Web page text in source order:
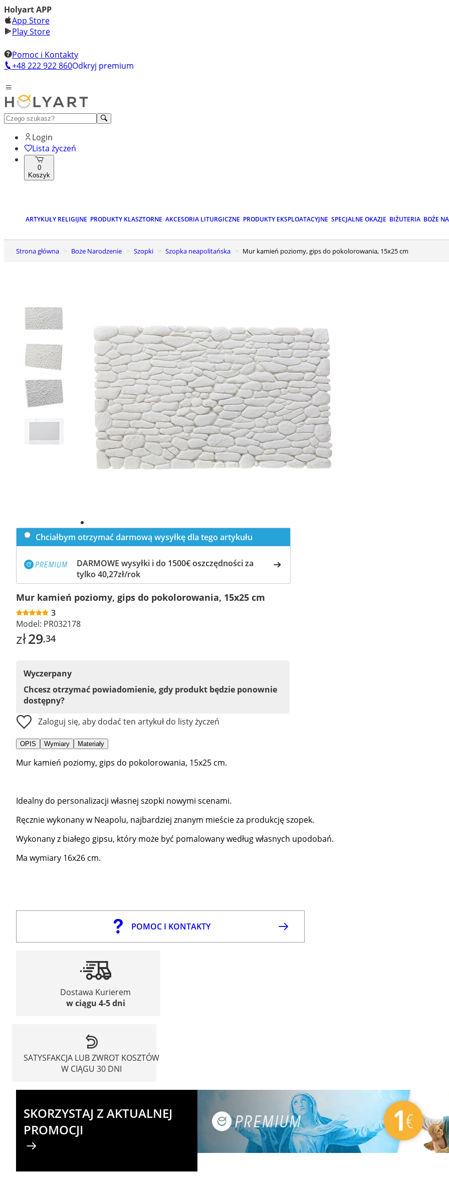
Holyart APP
App Store
Play Store
Pomoc i Kontakty
+48 222 922 860Odkryj premium
Login
Lista życzeń
0
Koszyk
ARTYKUŁY RELIGIJNE PRODUKTY KLASZTORNE AKCESORIA LITURGICZNE PRODUKTY EKSPLOATACYJNE SPECJALNE OKAZJE BIŻUTERIA BOŻE
Strona główna Boże Narodzenie Szopki Szopka neapolitańska Mur kamień poziomy, gips do pokolorowania, 15x25 cm
Chciałbym otrzymać darmową wysyłkę dla tego artykułu
DARMOWE wysyłki i do 1500€ oszczędności za
tylko 40,27zł/rok
Mur kamień poziomy, gips do pokolorowania, 15x25 cm
3
Model: PR032178
zł29,34
Wyczerpany
Chcesz otrzymać powiadomienie, gdy produkt będzie ponownie
dostępny?
Zaloguj się, aby dodać ten artykuł do listy życzeń
OPIS Wymiary Materiały
Mur kamień poziomy, gips do pokolorowania, 15x25 cm.
Idealny do personalizacji własnej szopki nowymi scenami.
Ręcznie wykonany w Neapolu, najbardziej znanym mieście za produkcję szopek.
Wykonany z białego gipsu, który może być pomalowany według własnych upodobań.
Ma wymiary 16x26 cm.
POMOC I KONTAKTY
Dostawa Kurierem
w ciągu 4-5 dni
SATYSFAKCJA LUB ZWROT KOSZTÓW
W CIĄGU 30 DNI
SKORZYSTAJ Z AKTUALNEJ
PROMOCJI